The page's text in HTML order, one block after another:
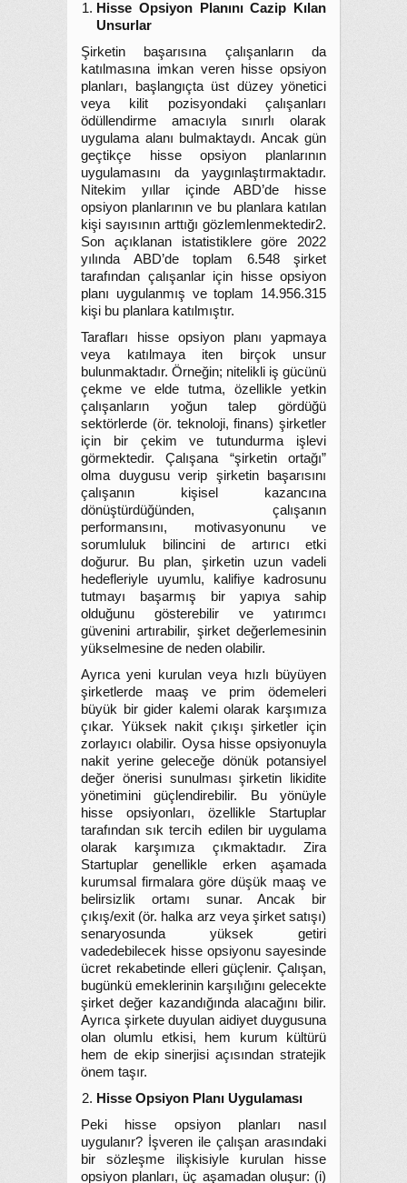
Hisse Opsiyon Planını Cazip Kılan
Unsurlar
Şirketin başarısına çalışanların da
katılmasına imkan veren hisse opsiyon
planları, başlangıçta üst düzey yönetici
veya kilit pozisyondaki çalışanları
ödüllendirme amacıyla sınırlı olarak
uygulama alanı bulmaktaydı. Ancak gün
geçtikçe hisse opsiyon planlarının
uygulamasını da yaygınlaştırmaktadır.
Nitekim yıllar içinde ABD’de hisse
opsiyon planlarının ve bu planlara katılan
kişi sayısının arttığı gözlemlenmektedir2.
Son açıklanan istatistiklere göre 2022
yılında ABD’de toplam 6.548 şirket
tarafından çalışanlar için hisse opsiyon
planı uygulanmış ve toplam 14.956.315
kişi bu planlara katılmıştır.
Tarafları hisse opsiyon planı yapmaya
veya katılmaya iten birçok unsur
bulunmaktadır. Örneğin; nitelikli iş gücünü
çekme ve elde tutma, özellikle yetkin
çalışanların yoğun talep gördüğü
sektörlerde (ör. teknoloji, finans) şirketler
için bir çekim ve tutundurma işlevi
görmektedir. Çalışana “şirketin ortağı”
olma duygusu verip şirketin başarısını
çalışanın kişisel kazancına
dönüştürdüğünden, çalışanın
performansını, motivasyonunu ve
sorumluluk bilincini de artırıcı etki
doğurur. Bu plan, şirketin uzun vadeli
hedefleriyle uyumlu, kalifiye kadrosunu
tutmayı başarmış bir yapıya sahip
olduğunu gösterebilir ve yatırımcı
güvenini artırabilir, şirket değerlemesinin
yükselmesine de neden olabilir.
Ayrıca yeni kurulan veya hızlı büyüyen
şirketlerde maaş ve prim ödemeleri
büyük bir gider kalemi olarak karşımıza
çıkar. Yüksek nakit çıkışı şirketler için
zorlayıcı olabilir. Oysa hisse opsiyonuyla
nakit yerine geleceğe dönük potansiyel
değer önerisi sunulması şirketin likidite
yönetimini güçlendirebilir. Bu yönüyle
hisse opsiyonları, özellikle Startuplar
tarafından sık tercih edilen bir uygulama
olarak karşımıza çıkmaktadır. Zira
Startuplar genellikle erken aşamada
kurumsal firmalara göre düşük maaş ve
belirsizlik ortamı sunar. Ancak bir
çıkış/exit (ör. halka arz veya şirket satışı)
senaryosunda yüksek getiri
vadedebilecek hisse opsiyonu sayesinde
ücret rekabetinde elleri güçlenir. Çalışan,
bugünkü emeklerinin karşılığını gelecekte
şirket değer kazandığında alacağını bilir.
Ayrıca şirkete duyulan aidiyet duygusuna
olan olumlu etkisi, hem kurum kültürü
hem de ekip sinerjisi açısından stratejik
önem taşır.
Hisse Opsiyon Planı Uygulaması
Peki hisse opsiyon planları nasıl
uygulanır? İşveren ile çalışan arasındaki
bir sözleşme ilişkisiyle kurulan hisse
opsiyon planları, üç aşamadan oluşur: (i)